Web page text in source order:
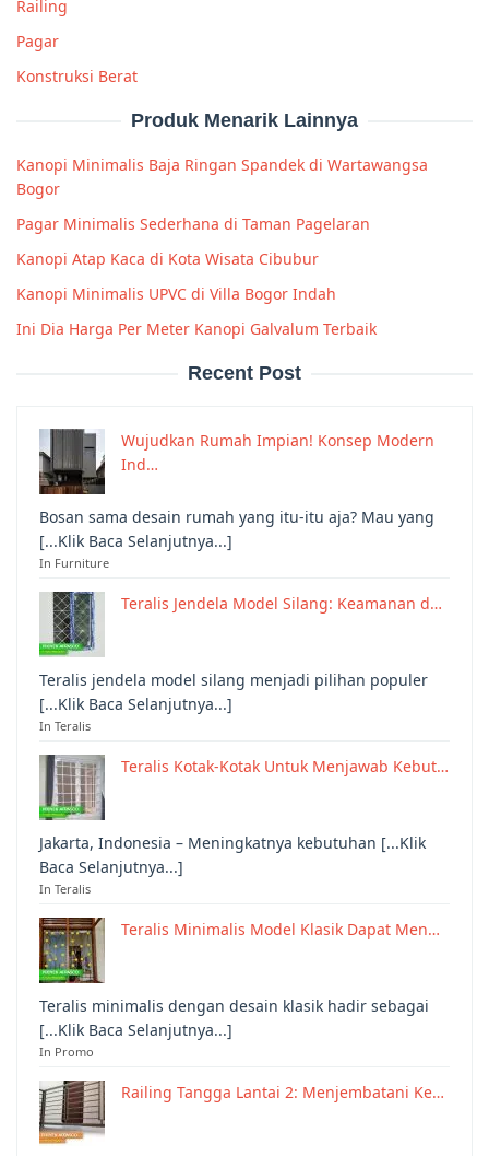
Railing
Pagar
Konstruksi Berat
Produk Menarik Lainnya
Kanopi Minimalis Baja Ringan Spandek di Wartawangsa
Bogor
Pagar Minimalis Sederhana di Taman Pagelaran
Kanopi Atap Kaca di Kota Wisata Cibubur
Kanopi Minimalis UPVC di Villa Bogor Indah
Ini Dia Harga Per Meter Kanopi Galvalum Terbaik
Recent Post
Wujudkan Rumah Impian! Konsep Modern
Ind…
Bosan sama desain rumah yang itu-itu aja? Mau yang
[...Klik Baca Selanjutnya...]
In Furniture
Teralis Jendela Model Silang: Keamanan d…
Teralis jendela model silang menjadi pilihan populer
[...Klik Baca Selanjutnya...]
In Teralis
Teralis Kotak-Kotak Untuk Menjawab Kebut…
Jakarta, Indonesia – Meningkatnya kebutuhan [...Klik
Baca Selanjutnya...]
In Teralis
Teralis Minimalis Model Klasik Dapat Men…
Teralis minimalis dengan desain klasik hadir sebagai
[...Klik Baca Selanjutnya...]
In Promo
Railing Tangga Lantai 2: Menjembatani Ke…